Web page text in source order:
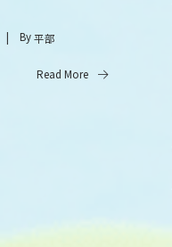
By平部
Read More